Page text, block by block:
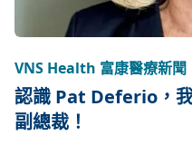
VNS Health 富康醫療新聞
認識 Pat Deferio，
副總裁！